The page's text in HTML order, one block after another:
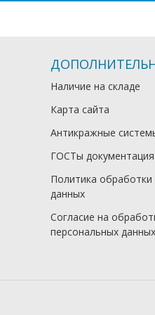
Наличие на складе
Карта сайта
Антикражные
ГОСТы документация
Политика
данных
Согласие на
персональных данных